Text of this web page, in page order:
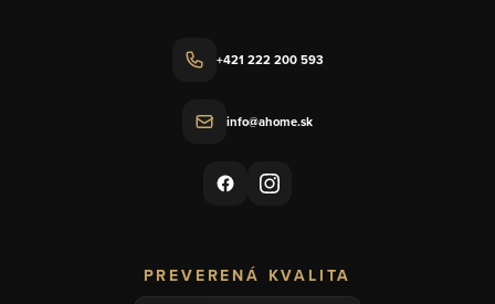
+421 222 200 593
info@ahome.sk
PREVERENÁ KVALITA